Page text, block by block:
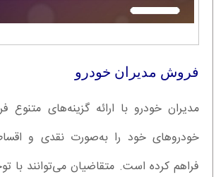
فروش مدیران خودرو
مدیران خودرو با ارائه گزینه‌های متنوع
خودروهای خود را به‌صورت نقدی و
فراهم کرده است. متقاضیان می‌توانند با